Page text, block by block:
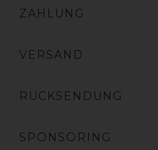
ZAHLUNG
VERSAND
RÜCKSENDUNG
SPONSORING